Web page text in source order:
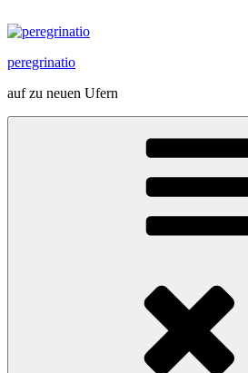
Inhalt
peregrinatio
auf zu neuen Ufern